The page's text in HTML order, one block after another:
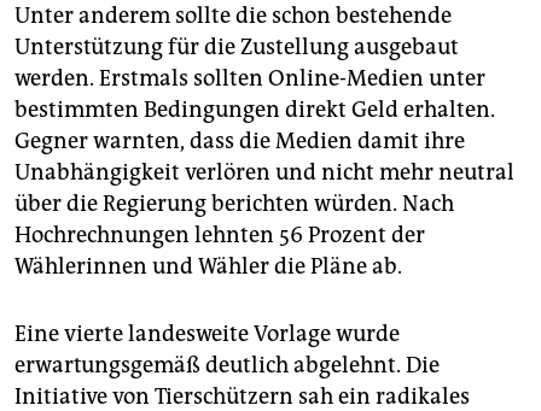
Unter anderem sollte die schon bestehende
Unterstützung für die Zustellung ausgebaut
werden. Erstmals sollten Online-Medien unter
bestimmten Bedingungen direkt Geld erhalten.
Gegner warnten, dass die Medien damit ihre
Unabhängigkeit verlören und nicht mehr neutral
über die Regierung berichten würden. Nach
Hochrechnungen lehnten 56 Prozent der
Wählerinnen und Wähler die Pläne ab.
Eine vierte landesweite Vorlage wurde
erwartungsgemäß deutlich abgelehnt. Die
Initiative von Tierschützern sah ein radikales